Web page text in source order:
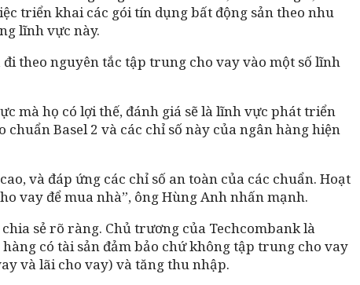
triển khai các gói tín dụng bất động sản theo nhu
lĩnh vực này.
theo nguyên tắc tập trung cho vay vào một số lĩnh
mà họ có lợi thế, đánh giá sẽ là lĩnh vực phát triển
Basel 2 và các chỉ số này của ngân hàng hiện
và đáp ứng các chỉ số an toàn của các chuẩn. Hoạt
vay để mua nhà”, ông Hùng Anh nhấn mạnh.
sẻ rõ ràng. Chủ trương của Techcombank là
có tài sản đảm bảo chứ không tập trung cho vay
và lãi cho vay) và tăng thu nhập.